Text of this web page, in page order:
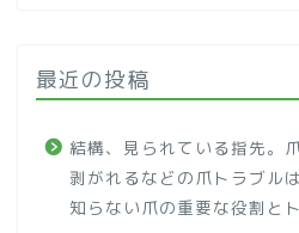
最近の投稿
結構、見られている指先。
剥がれるなどの爪トラブル
知らない爪の重要な役割と